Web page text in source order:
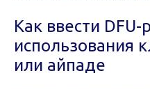
Как ввести
использования
или айпаде